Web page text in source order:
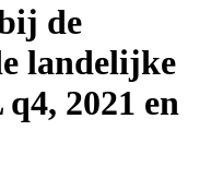
de
landelijke
2021 en